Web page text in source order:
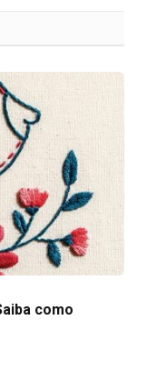
como